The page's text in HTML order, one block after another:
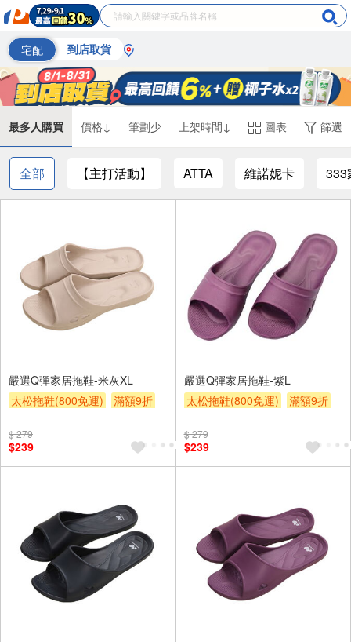
宅配 到店取貨
最多人購買 價格↓ 筆劃少 上架時間↓ 圖表 篩選
全部 【主打活動】 ATTA 維諾妮卡 333
嚴選Q彈家居拖鞋-米灰XL
太松拖鞋(800免運)
滿額9折
$ 279
$239
嚴選Q彈家居拖鞋-紫L
太松拖鞋(800免運)
滿額9折
$ 279
$239